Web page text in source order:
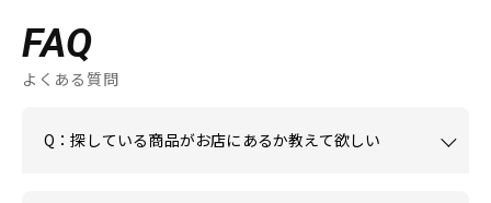
FAQ
よくある質問
Q：探している商品がお店にあるか教えて欲しい